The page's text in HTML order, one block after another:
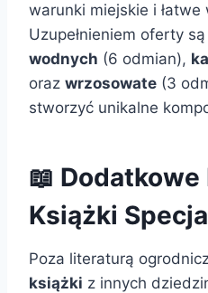
warunki miejskie i łatwe
Uzupełnieniem oferty są
wodnych (6 odmian),
oraz wrzosowate (3
stworzyć unikalne
📖
Książki
Poza literaturą
książki z innych